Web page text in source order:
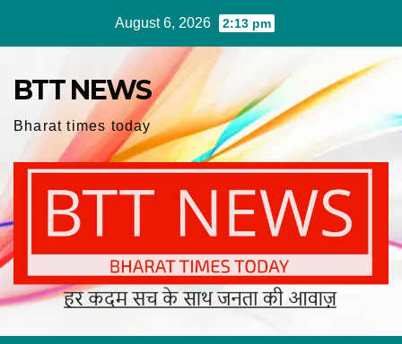
August 6, 2026 2:13 pm
BTT NEWS
Bharat times today